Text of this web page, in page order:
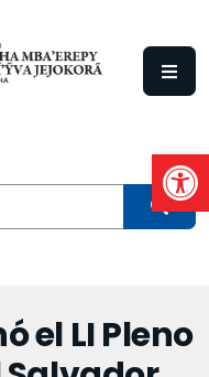
Abrir
el LI Pleno